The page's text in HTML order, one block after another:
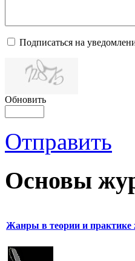
Подписаться на
Обновить
Отправить
Основы
Жанры в теории и практике